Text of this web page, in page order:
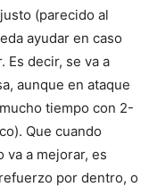
(parecido al
ayudar en caso
Es decir, se va a
aunque en ataque
tiempo con 2-
Que cuando
va a mejorar, es
por dentro, o